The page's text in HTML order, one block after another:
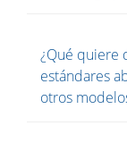
¿Qué quiere
estándares
otros